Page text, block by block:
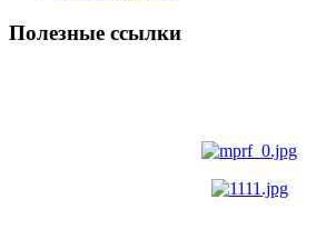
Полезные ссылки